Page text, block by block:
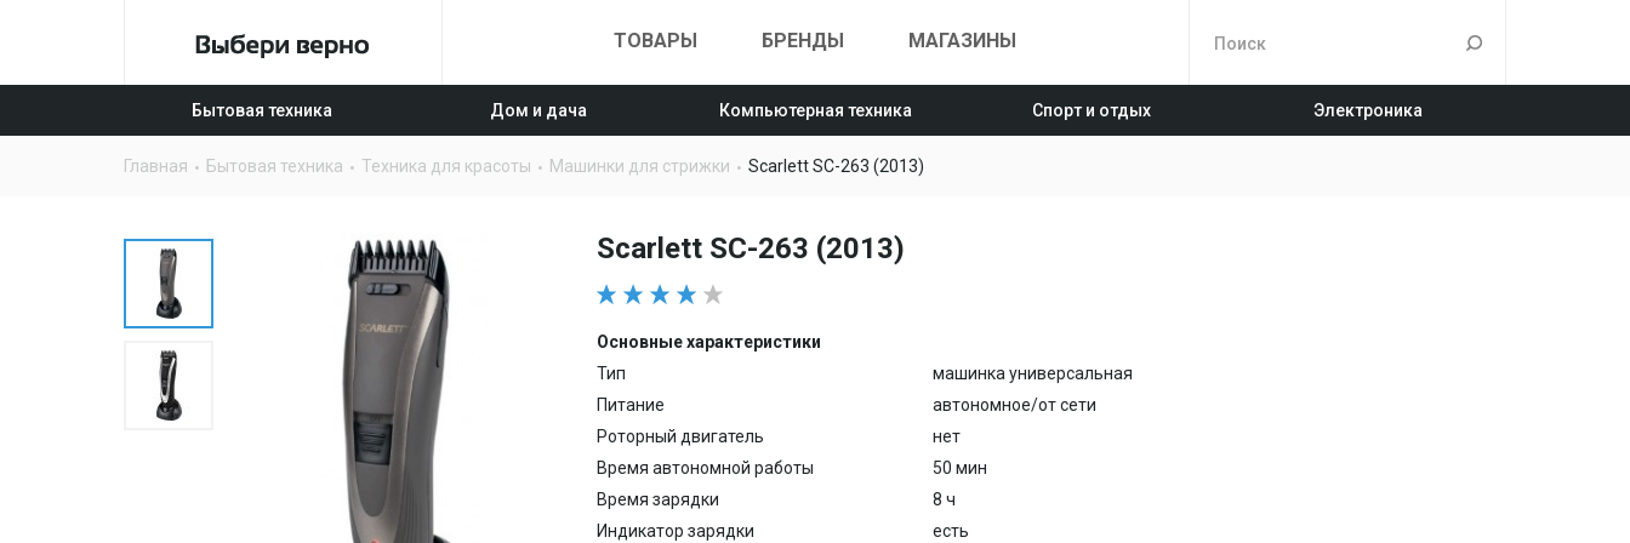
ТОВАРЫ БРЕНДЫ МАГАЗИНЫ
Бытовая техника Дом и дача Компьютерная техника Спорт и отдых Электроника
Главная Бытовая техника Техника для красоты Машинки для стрижки Scarlett SC-263 (2013)
Scarlett SC-263 (2013)
Основные характеристики
Тип
машинка универсальная
Питание
автономное/от сети
Роторный двигатель
нет
Время автономной работы
50 мин
Время зарядки
8 ч
Индикатор зарядки
есть